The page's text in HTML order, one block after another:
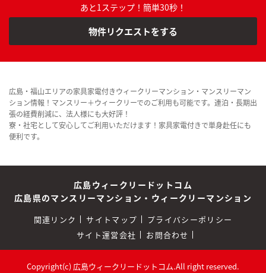
あと1ステップ！簡単30秒！
物件リクエストをする
広島・福山エリアの家具家電付きウィークリーマンション・マンスリーマン
ション情報！マンスリー＋ウィークリーでのご利用も可能です。連泊・長期出
張の経費削減に、法人様にも大好評！
寮・社宅として安心してご利用いただけます！家具家電付きで単身赴任にも
便利です。
広島ウィークリードットコム
広島県のマンスリーマンション・ウィークリーマンション
関連リンク サイトマップ
プライバシーポリシー
サイト運営会社
お問合わせ
Copyright(c) 広島ウィークリードットコム.All right reserved.